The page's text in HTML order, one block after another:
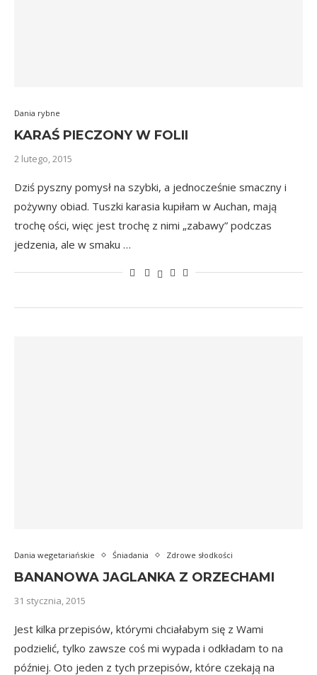
Dania rybne
KARAŚ PIECZONY W FOLII
2 lutego, 2015
Dziś pyszny pomysł na szybki, a jednocześnie smaczny i
pożywny obiad. Tuszki karasia kupiłam w Auchan, mają
trochę ości, więc jest trochę z nimi „zabawy” podczas
jedzenia, ale w smaku …
Dania wegetariańskie Śniadania Zdrowe słodkości
BANANOWA JAGLANKA Z ORZECHAMI
31 stycznia, 2015
Jest kilka przepisów, którymi chciałabym się z Wami
podzielić, tylko zawsze coś mi wypada i odkładam to na
później. Oto jeden z tych przepisów, które czekają na